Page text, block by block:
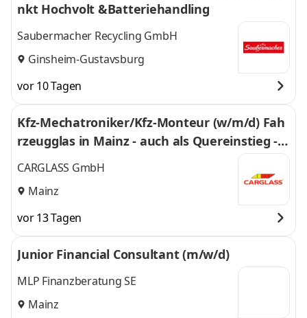
nkt Hochvolt &Batteriehandling
Saubermacher Recycling GmbH
Ginsheim-Gustavsburg
vor 10 Tagen
Kfz-Mechatroniker/Kfz-Monteur (w/m/d) Fah
rzeugglas in Mainz - auch als Quereinstieg - 2
35
CARGLASS GmbH
Mainz
vor 13 Tagen
Junior Financial Consultant (m/w/d)
MLP Finanzberatung SE
Mainz